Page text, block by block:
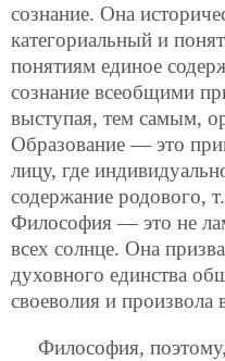
сознание. Она
категориальный и
понятиям единое
сознание всеобщими
выступая, тем самым,
Образование — это
лицу, где
содержание родового,
Философия — это не
всех солнце. Она
духовного единства
своеволия и произвола
Философия,